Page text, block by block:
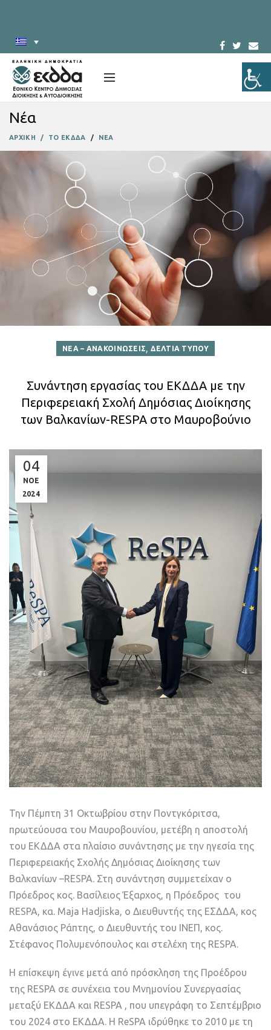
Νέα
ΑΡΧΙΚΗ ΤΟ ΕΚΔΔΑ ΝΕΑ
ΝΕΑ – ΑΝΑΚΟΙΝΩΣΕΙΣ,ΔΕΛΤΙΑ ΤΥΠΟΥ
Συνάντηση εργασίας του ΕΚΔΔΑ με την
Περιφερειακή Σχολή Δημόσιας Διοίκησης
των Βαλκανίων-RESPA στο Μαυροβούνιο
04
ΝΟΕ
2024
Την Πέμπτη 31 Οκτωβρίου στην Ποντγκόριτσα,
πρωτεύουσα του Μαυροβουνίου, μετέβη η αποστολή
του ΕΚΔΔΑ στα πλαίσιο συνάντησης με την ηγεσία της
Περιφερειακής Σχολής Δημόσιας Διοίκησης των
Βαλκανίων –RESPA. Στη συνάντηση συμμετείχαν ο
Πρόεδρος κος. Βασίλειος Έξαρχος, η Πρόεδρος του
RESPA, κα. Maja Hadjiska, ο Διευθυντής της ΕΣΔΔΑ, κος
Αθανάσιος Ράπτης, ο Διευθυντής του ΙΝΕΠ, κος.
Στέφανος Πολυμενόπουλος και στελέχη της RESPA.
Η επίσκεψη έγινε μετά από πρόσκληση της Προέδρου
της RESPA σε συνέχεια του Μνημονίου Συνεργασίας
μεταξύ ΕΚΔΔΑ και RESPA , που υπεγράφη το Σεπτέμβριο
του 2024 στο ΕΚΔΔΑ. Η ReSPA ιδρύθηκε το 2010 με τη